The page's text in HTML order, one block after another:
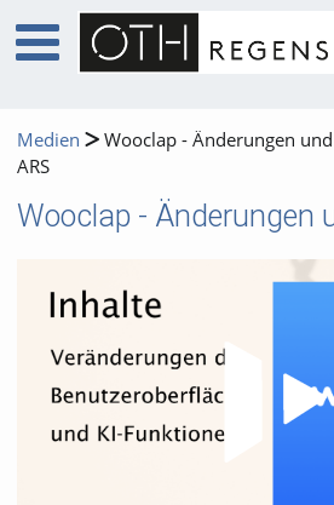
Medien
Wooclap - Änderungen
ARS